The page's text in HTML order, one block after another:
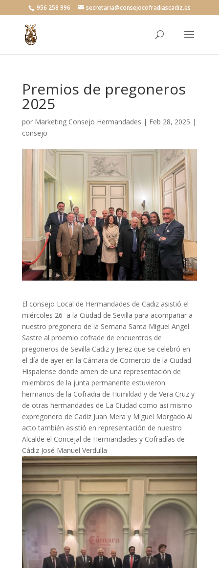
956 258 996 secretaria@consejocofradiascadiz.es
Premios de pregoneros
2025
por Marketing Consejo Hermandades | Feb 28, 2025 |
consejo
El consejo Local de Hermandades de Cadiz asistió el
miércoles 26 a la Ciudad de Sevilla para acompañar a
nuestro pregonero de la Semana Santa Miguel Angel
Sastre al proemio cofrade de encuentros de
pregoneros de Sevilla Cadiz y Jerez que se celebró en
el día de ayer en la Cámara de Comercio de la Ciudad
Hispalense donde amen de una representación de
miembros de la junta permanente estuvieron
hermanos de la Cofradia de Humildad y de Vera Cruz y
de otras hermandades de La Ciudad como asi mismo
expregonero de Cadiz Juan Mera y Miguel Morgado.Al
acto también asistió en representación de nuestro
Alcalde el Concejal de Hermandades y Cofradías de
Cádiz José Manuel Verdulla